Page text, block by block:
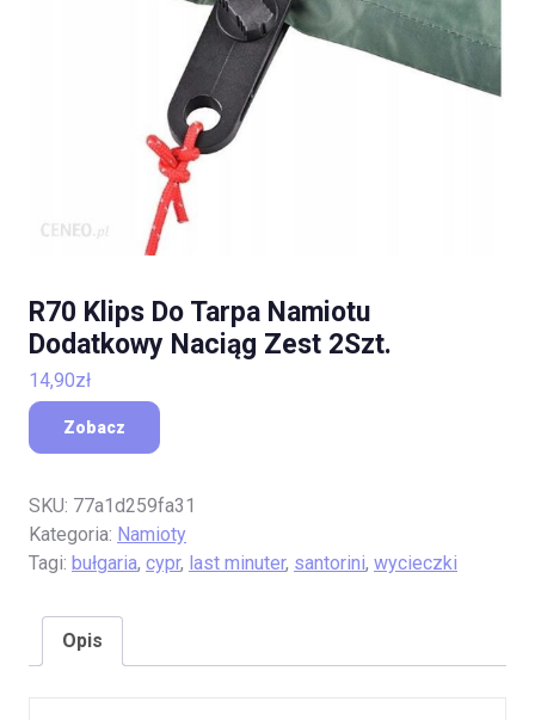
R70 Klips Do Tarpa Namiotu
Dodatkowy Naciąg Zest 2Szt.
14,90zł
Zobacz
SKU: 77a1d259fa31
Kategoria: Namioty
Tagi: bułgaria, cypr, last minuter, santorini, wycieczki
Opis